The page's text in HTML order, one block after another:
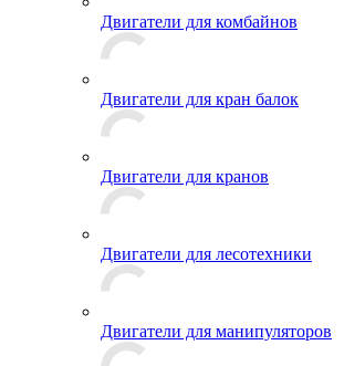
Двигатели для комбайнов
Двигатели для кран балок
Двигатели для кранов
Двигатели для лесотехники
Двигатели для манипуляторов